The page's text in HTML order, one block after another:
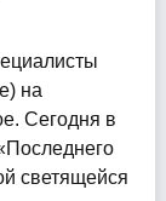
на
Сегодня в
светящейся